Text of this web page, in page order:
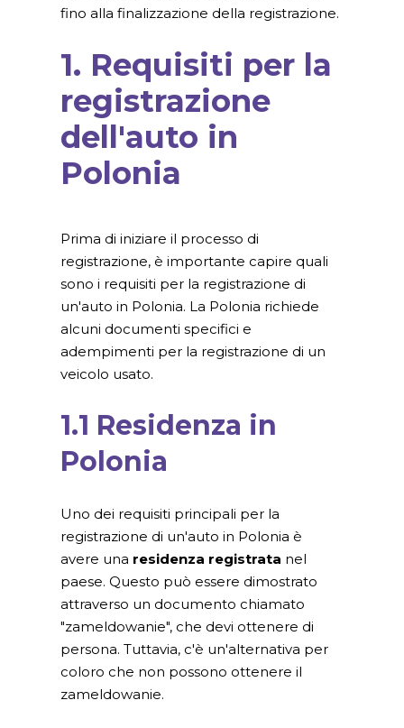
fino alla finalizzazione della registrazione.
1. Requisiti per la
registrazione
dell'auto in
Polonia
Prima di iniziare il processo di
registrazione, è importante capire quali
sono i requisiti per la registrazione di
un'auto in Polonia. La Polonia richiede
alcuni documenti specifici e
adempimenti per la registrazione di un
veicolo usato.
1.1 Residenza in
Polonia
Uno dei requisiti principali per la
registrazione di un'auto in Polonia è
avere una residenza registrata nel
paese. Questo può essere dimostrato
attraverso un documento chiamato
"zameldowanie", che devi ottenere di
persona. Tuttavia, c'è un'alternativa per
coloro che non possono ottenere il
zameldowanie.